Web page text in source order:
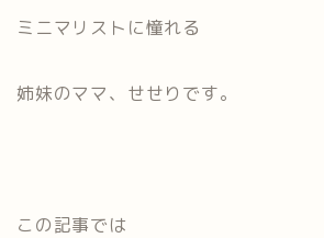
ミニマリストに憧れる
姉妹のママ、せせりです。
この記事では